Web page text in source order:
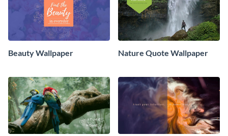
Beauty Wallpaper Nature Quote Wallpaper